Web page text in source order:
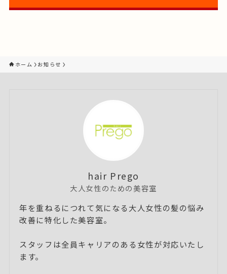
ホーム お知らせ
hair Prego
大人女性のための美容室
年を重ねるにつれて気になる大人女性の髪の悩み
改善に特化した美容室。
スタッフは全員キャリアのある女性が対応いたし
ます。